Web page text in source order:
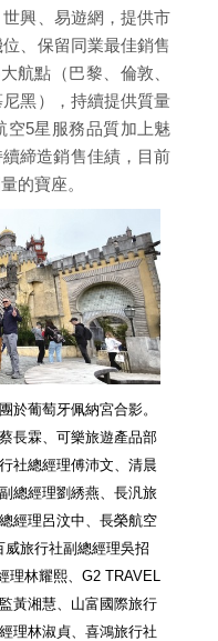
興、易遊網，提供市
、保留同業最佳銷售
航點（巴黎、倫敦、
黑），持續提供質量
空5星服務品質加上魅
締造銷售佳績，目前
的寶座。
於葡萄牙佩納宮合影。
長霖、可樂旅遊產品部
社總經理傅沛文、清晨
總經理劉綉燕、長汎旅
經理呂汶中、長榮航空
旅行社副總經理吳招
林耀熙、G2 TRAVEL
黃湘慧、山富國際旅行
理林淑貞、喜鴻旅行社